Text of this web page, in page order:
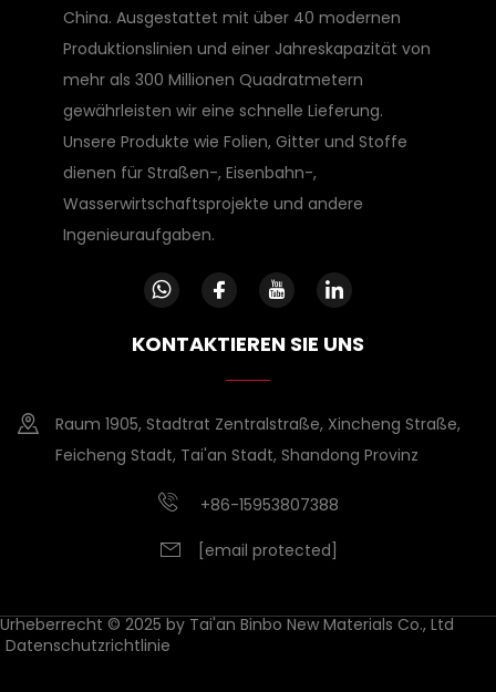
China. Ausgestattet mit über 40 modernen
Produktionslinien und einer Jahreskapazität von
mehr als 300 Millionen Quadratmetern
gewährleisten wir eine schnelle Lieferung.
Unsere Produkte wie Folien, Gitter und Stoffe
dienen für Straßen-, Eisenbahn-,
Wasserwirtschaftsprojekte und andere
Ingenieuraufgaben.
KONTAKTIEREN SIE UNS
Raum 1905, Stadtrat Zentralstraße, Xincheng Straße,
Feicheng Stadt, Tai'an Stadt, Shandong Provinz
+86-15953807388
[email protected]
Urheberrecht © 2025 by Tai'an Binbo New Materials Co., Ltd
Datenschutzrichtlinie